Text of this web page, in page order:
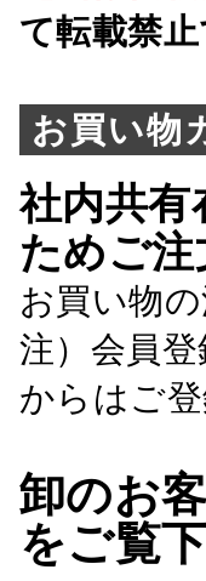
て転載禁止
お買
社内共
ためご
お買い物
注）会員
からはご
卸のお
をご覧